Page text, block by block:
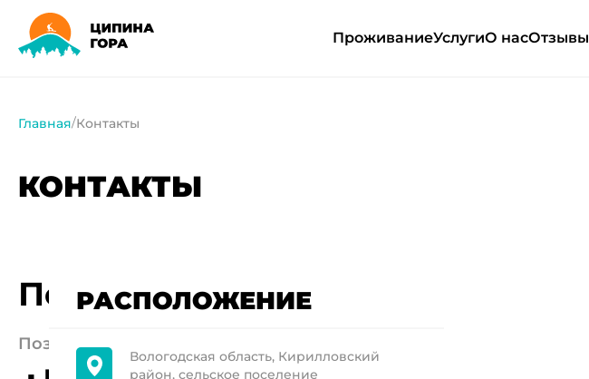
ПроживаниеУслугиО насОтзывы
Главная Контакты
КОНТАКТЫ
РАСПОЛОЖЕНИЕ
Вологодская область, Кирилловский
район, сельское поселение
По всем вопросам
Позвонить нам